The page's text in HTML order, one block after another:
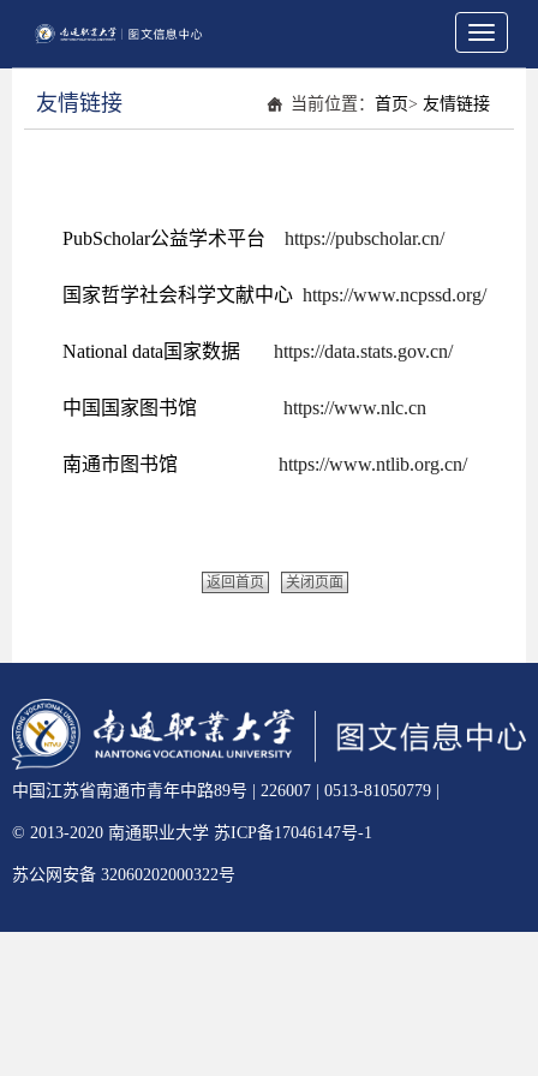
Toggle
友情链接 当前位置： 首页> 友情链接
PubScholar公益学术平台 https://pubscholar.cn/
国家哲学社会科学文献中心 https://www.ncpssd.org/
National data国家数据 https://data.stats.gov.cn/
中国国家图书馆 https://www.nlc.cn
南通市图书馆 https://www.ntlib.org.cn/
返回首页 关闭页面
中国江苏省南通市青年中路89号 | 226007 | 0513-81050779 |
© 2013-2020 南通职业大学 苏ICP备17046147号-1
苏公网安备 32060202000322号